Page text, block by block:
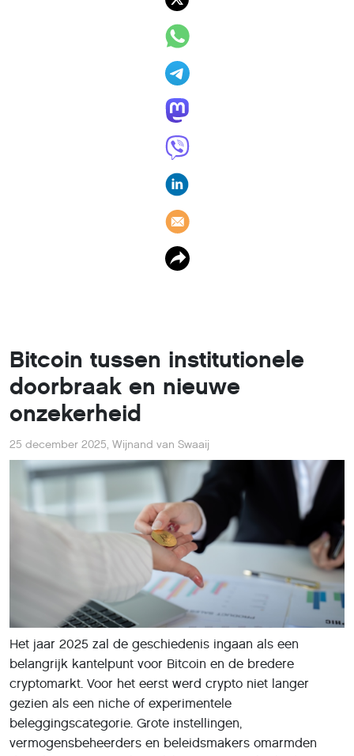
Bitcoin tussen institutionele
doorbraak en nieuwe
onzekerheid
25 december 2025, Wijnand van Swaaij
Het jaar 2025 zal de geschiedenis ingaan als een
belangrijk kantelpunt voor Bitcoin en de bredere
cryptomarkt. Voor het eerst werd crypto niet langer
gezien als een niche of experimentele
beleggingscategorie. Grote instellingen,
vermogensbeheerders en beleidsmakers omarmden